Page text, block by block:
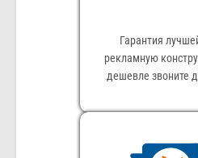
Гарантия
рекламную
дешевле звоните